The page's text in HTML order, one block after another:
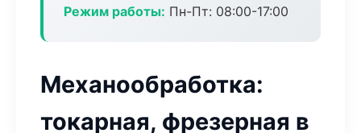
Режим работы: Пн-Пт: 08:00-17:00
Механообработка:
токарная, фрезерная в